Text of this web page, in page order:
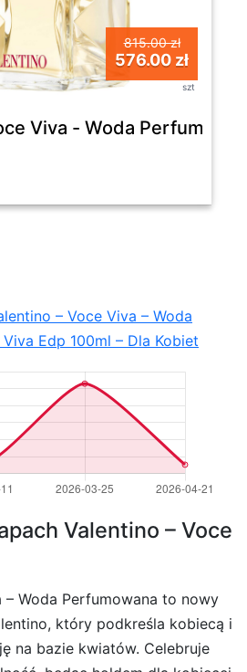
815.00 zł
576.00 zł
szt
Viva - Woda
– Voce Viva – Woda
Edp 100ml – Dla Kobiet
Valentino – Voce
– Woda Perfumowana to nowy
który podkreśla kobiecą i
na bazie kwiatów. Celebruje